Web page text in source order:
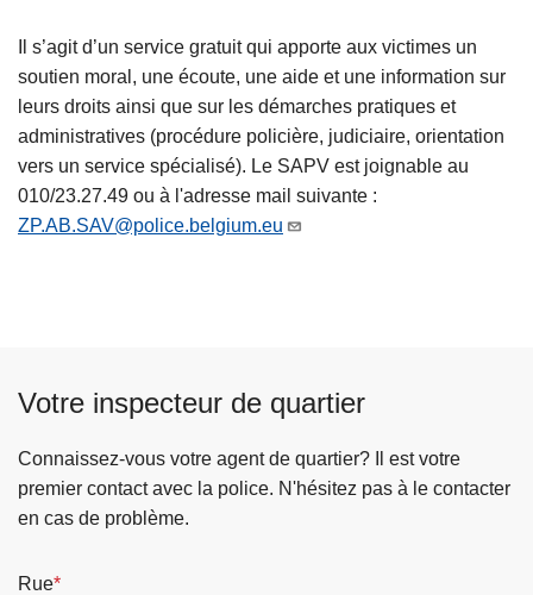
Il s’agit d’un service gratuit qui apporte aux victimes un
soutien moral, une écoute, une aide et une information sur
leurs droits ainsi que sur les démarches pratiques et
administratives (procédure policière, judiciaire, orientation
vers un service spécialisé). Le SAPV est joignable au
010/23.27.49 ou à l'adresse mail suivante :
ZP.AB.SAV@police.belgium.eu
Votre inspecteur de quartier
Connaissez-vous votre agent de quartier? Il est votre
premier contact avec la police. N'hésitez pas à le contacter
en cas de problème.
Rue